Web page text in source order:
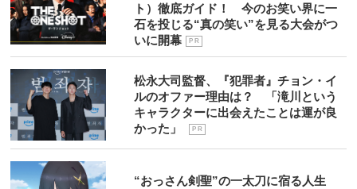
ト）徹底ガイド！ 今のお笑い界に一
石を投じる“真の笑い”を見る大会がつ
いに開幕
P R
松永大司監督、『犯罪者』チョン・イ
ルのオファー理由は？ 「滝川という
キャラクターに出会えたことは運が良
かった」
P R
“おっさん剣聖”の一太刀に宿る人生